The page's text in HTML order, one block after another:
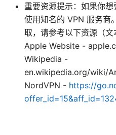
重要资源提示：如果你
使用知名的 VPN 服务商
取，请参考以下资源（文
Apple Website -
Wikipedia -
en.wikipedia.org/wiki/
NordVPN - https://